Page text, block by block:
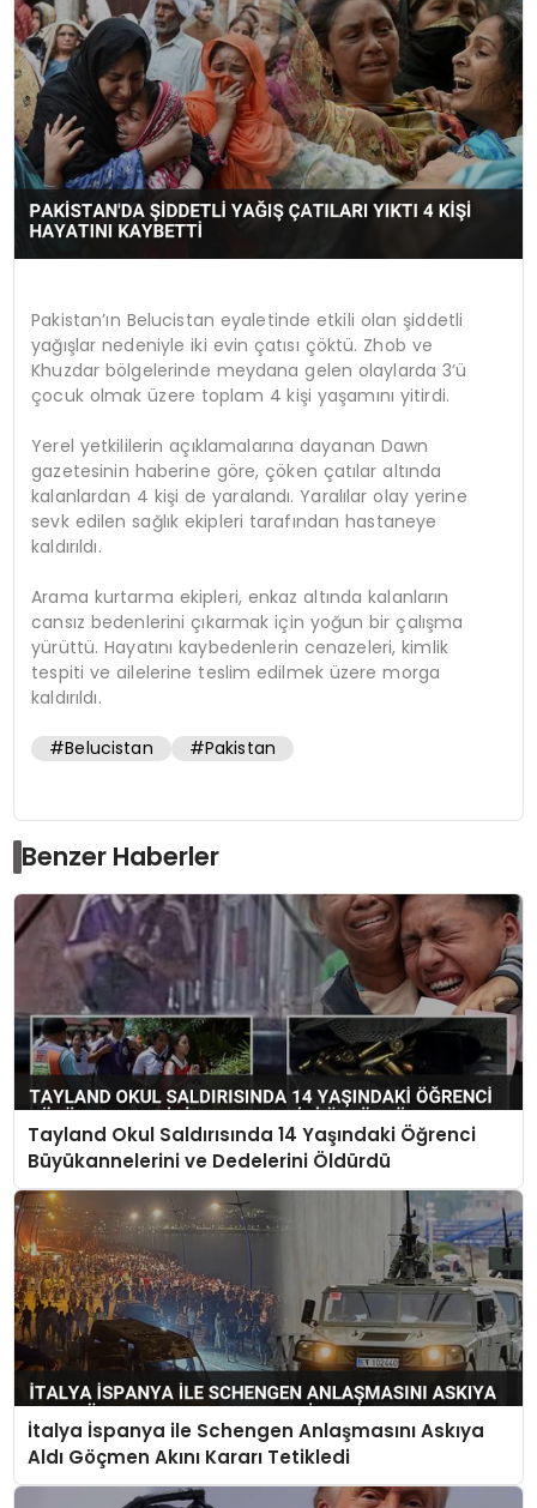
Pakistan’ın Belucistan eyaletinde etkili olan şiddetli
yağışlar nedeniyle iki evin çatısı çöktü. Zhob ve
Khuzdar bölgelerinde meydana gelen olaylarda 3’ü
çocuk olmak üzere toplam 4 kişi yaşamını yitirdi.
Yerel yetkililerin açıklamalarına dayanan Dawn
gazetesinin haberine göre, çöken çatılar altında
kalanlardan 4 kişi de yaralandı. Yaralılar olay yerine
sevk edilen sağlık ekipleri tarafından hastaneye
kaldırıldı.
Arama kurtarma ekipleri, enkaz altında kalanların
cansız bedenlerini çıkarmak için yoğun bir çalışma
yürüttü. Hayatını kaybedenlerin cenazeleri, kimlik
tespiti ve ailelerine teslim edilmek üzere morga
kaldırıldı.
#Belucistan #Pakistan
Benzer Haberler
Tayland Okul Saldırısında 14 Yaşındaki Öğrenci
Büyükannelerini ve Dedelerini Öldürdü
İtalya İspanya ile Schengen Anlaşmasını Askıya
Aldı Göçmen Akını Kararı Tetikledi